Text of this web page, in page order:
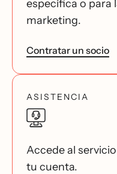
específica o para
marketing.
Contratar un socio
ASISTENCIA
Accede al
tu cuenta.